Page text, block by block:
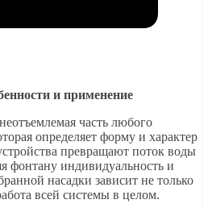
и применение
часть любого
определяет форму и характер
превращают поток воды
фонтану индивидуальность и
насадки зависит не только
всей системы в целом.